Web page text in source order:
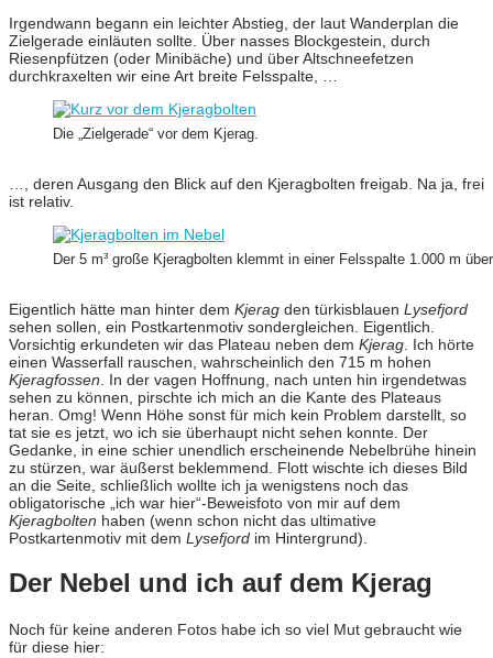
Irgendwann begann ein leichter Abstieg, der laut Wanderplan die
Zielgerade einläuten sollte. Über nasses Blockgestein, durch
Riesenpfützen (oder Minibäche) und über Altschneefetzen
durchkraxelten wir eine Art breite Felsspalte, …
Die „Zielgerade“ vor dem Kjerag.
…, deren Ausgang den Blick auf den Kjeragbolten freigab. Na ja, frei
ist relativ.
Der 5 m³ große Kjeragbolten klemmt in einer Felsspalte 1.000 m
Eigentlich hätte man hinter dem Kjerag den türkisblauen Lysefjord
sehen sollen, ein Postkartenmotiv sondergleichen. Eigentlich.
Vorsichtig erkundeten wir das Plateau neben dem Kjerag . Ich hörte
einen Wasserfall rauschen, wahrscheinlich den 715 m hohen
Kjeragfossen . In der vagen Hoffnung, nach unten hin irgendetwas
sehen zu können, pirschte ich mich an die Kante des Plateaus
heran. Omg! Wenn Höhe sonst für mich kein Problem darstellt, so
tat sie es jetzt, wo ich sie überhaupt nicht sehen konnte. Der
Gedanke, in eine schier unendlich erscheinende Nebelbrühe hinein
zu stürzen, war äußerst beklemmend. Flott wischte ich dieses Bild
an die Seite, schließlich wollte ich ja wenigstens noch das
obligatorische „ich war hier“-Beweisfoto von mir auf dem
Kjeragbolten haben (wenn schon nicht das ultimative
Postkartenmotiv mit dem Lysefjord im Hintergrund).
Der Nebel und ich auf dem Kjerag
Noch für keine anderen Fotos habe ich so viel Mut gebraucht wie
für diese hier: